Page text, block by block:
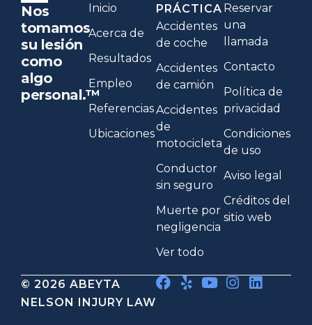
Nos
tomamos
su lesión
como
algo
personal.™
Inicio
Acerca de
Resultados
Empleo
Referencias
Ubicaciones
PRÁCTICA
Accidentes
de coche
Accidentes
de camión
Accidentes
de
motocicleta
Conductor
sin seguro
Muerte por
negligencia
Ver todo
Reservar
una
llamada
Contacto
Política de
privacidad
Condiciones
de uso
Aviso legal
Créditos del
sitio web
© 2026 ABEYTA
NELSON INJURY LAW